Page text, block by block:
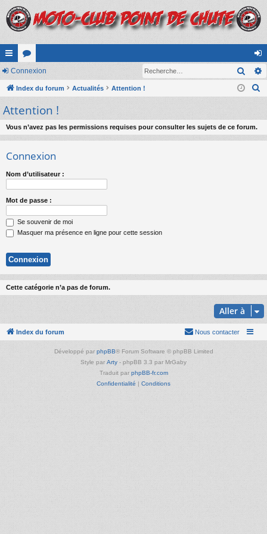
cc
ès
ra
pi
de
or
u
s
on
ne
on
Connexion
Index du forum Actualités Attention !
e
Attention !
Vous n’avez pas les permissions requises pour consulter les sujets de ce forum.
Connexion
Nom d’utilisateur :
Mot de passe :
Se souvenir de moi
Masquer ma présence en ligne pour cette session
Cette catégorie n’a pas de forum.
Aller à
Index du forum Nous contacter
Développé par phpBB® Forum Software © phpBB Limited
Style par Arty - phpBB 3.3 par MrGaby
Traduit par phpBB-fr.com
Confidentialité | Conditions